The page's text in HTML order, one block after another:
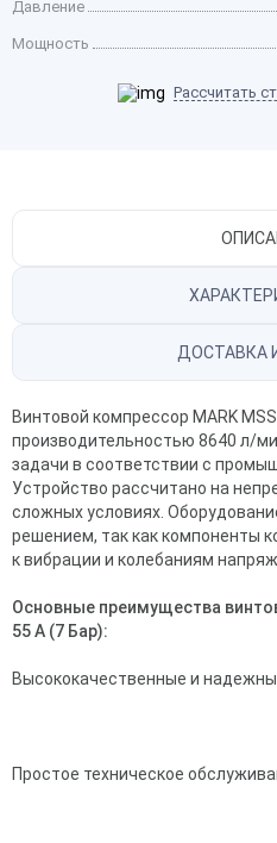
Давление
Мощность
Рассчитать
ДОСТАВКА
Винтовой компрессор MARK
производительностью 8640 л/
задачи в соответствии с
Устройство рассчитано на
сложных условиях.
решением, так как компоненты
к вибрации и колебаниям
Основные преимущества
55 А (7 Бар):
Высококачественные и
Простое техническое